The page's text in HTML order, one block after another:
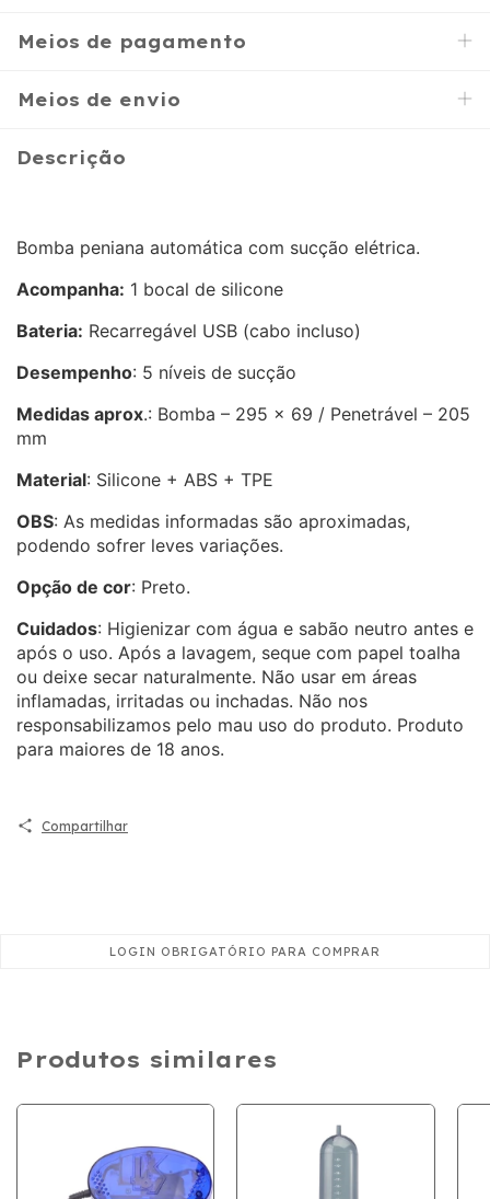
Meios de pagamento
Meios de envio
Descrição
Bomba peniana automática com sucção elétrica.
Acompanha: 1 bocal de silicone
Bateria: Recarregável USB (cabo incluso)
Desempenho: 5 níveis de sucção
Medidas aprox.: Bomba – 295 x 69 / Penetrável – 205
mm
Material: Silicone + ABS + TPE
OBS: As medidas informadas são aproximadas,
podendo sofrer leves variações.
Opção de cor: Preto.
Cuidados: Higienizar com água e sabão neutro antes e
após o uso. Após a lavagem, seque com papel toalha
ou deixe secar naturalmente. Não usar em áreas
inflamadas, irritadas ou inchadas. Não nos
responsabilizamos pelo mau uso do produto. Produto
para maiores de 18 anos.
Compartilhar
Produtos similares